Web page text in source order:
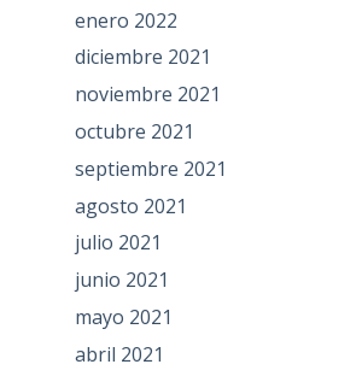
enero 2022
diciembre 2021
noviembre 2021
octubre 2021
septiembre 2021
agosto 2021
julio 2021
junio 2021
mayo 2021
abril 2021